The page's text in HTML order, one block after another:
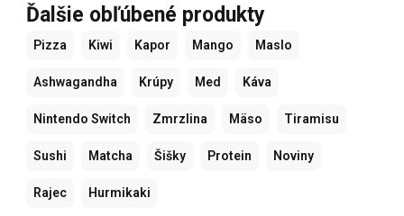
Ďalšie obľúbené produkty
Pizza Kiwi Kapor Mango Maslo
Ashwagandha Krúpy Med Káva
Nintendo Switch Zmrzlina Mäso Tiramisu
Sushi Matcha Šišky Protein Noviny
Rajec Hurmikaki